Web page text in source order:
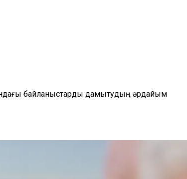
байланыстарды дамытудың әрдайым